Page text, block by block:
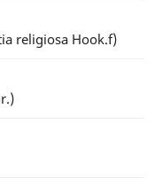
religiosa Hook.f)